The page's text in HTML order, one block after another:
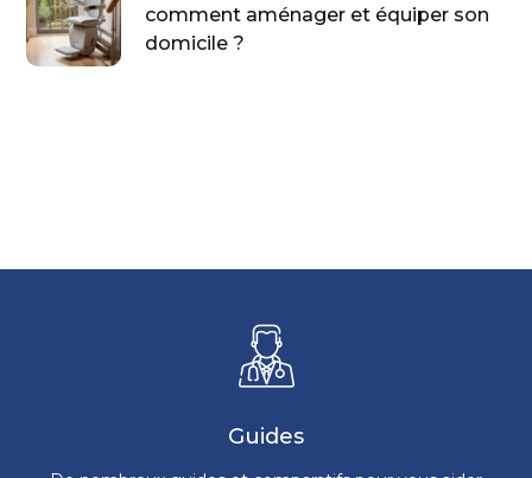
comment aménager et équiper son
domicile ?
Guides